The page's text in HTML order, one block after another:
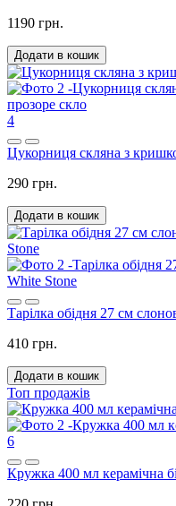
1190 грн.
Додати в кошик
4
Цукорниця скляна з
290 грн.
Додати в кошик
Тарілка обідня 27 см
410 грн.
Додати в кошик
Топ продажів
6
Кружка 400 мл керамічна